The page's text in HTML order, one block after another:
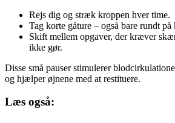
Rejs dig og stræk kroppen hver time.
Tag korte gåture – også bare rundt på
Skift mellem opgaver, der kræver
ikke gør.
Disse små pauser stimulerer
og hjælper øjnene med at restituere.
Læs også: